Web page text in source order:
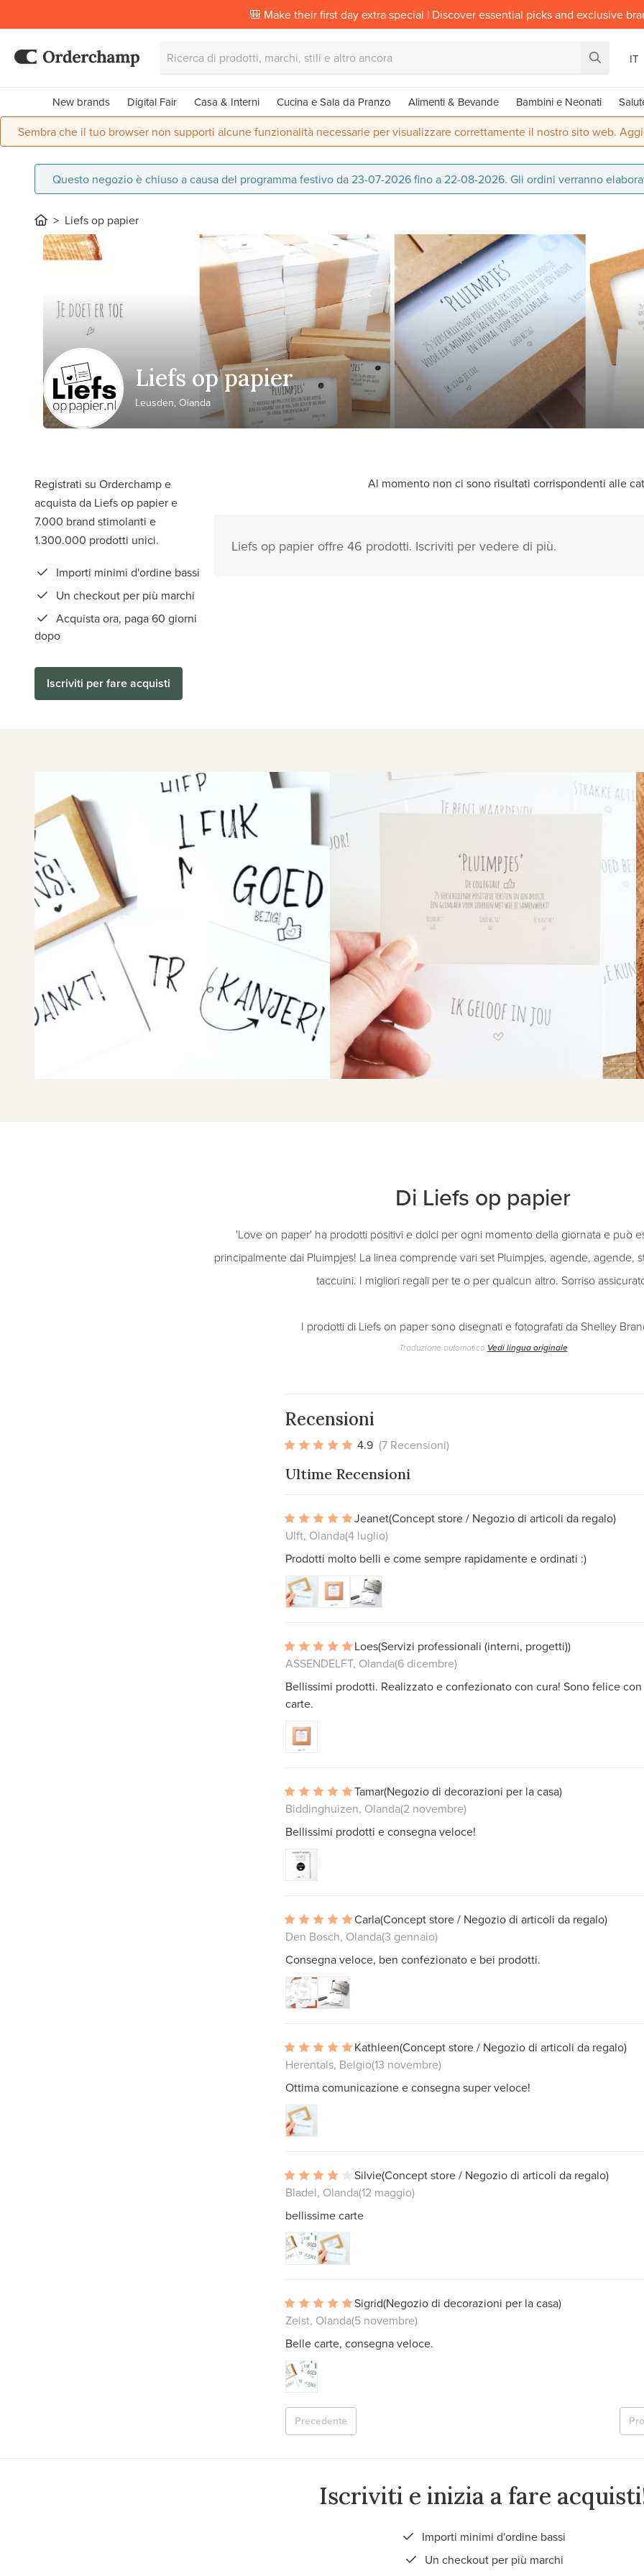
🎒 Make their first day extra special | Discover essential picks and exclusive
IT
New brands Digital Fair Casa & Interni Cucina e Sala da Pranzo Alimenti & Bevande Bambini e Neonati
Sembra che il tuo browser non supporti alcune funzionalità necessarie per visualizzare correttamente il nostro sito web.
Questo negozio è chiuso a causa del programma festivo da 23-07-2026 fino a 22-08-2026. Gli ordini verranno
Liefs op papier
Liefs op papier
Leusden, Olanda
Registrati su Orderchamp e
acquista da Liefs op papier e
7.000 brand stimolanti e
1.300.000 prodotti unici.
Importi minimi d'ordine bassi
Un checkout per più marchi
Acquista ora, paga 60 giorni
dopo
Iscriviti per fare acquisti
Al momento non ci sono risultati corrispondenti alle
Liefs op papier offre 46 prodotti. Iscriviti per vedere di più.
Di Liefs op papier
'Love on paper' ha prodotti positivi e dolci per ogni momento della giornata e può
principalmente dai Pluimpjes! La linea comprende vari set Pluimpjes, agende, agende,
taccuini. I migliori regali per te o per qualcun altro. Sorriso
I prodotti di Liefs on paper sono disegnati e fotografati da Shelley
Traduzione automatica Vedi lingua originale
Recensioni
4.9 (7 Recensioni)
Ultime Recensioni
Jeanet(Concept store / Negozio di articoli da regalo)
Ulft, Olanda(4 luglio)
Prodotti molto belli e come sempre rapidamente e ordinati :)
Loes(Servizi professionali (interni, progetti))
ASSENDELFT, Olanda(6 dicembre)
Bellissimi prodotti. Realizzato e confezionato con cura! Sono felice
carte.
Tamar(Negozio di decorazioni per la casa)
Biddinghuizen, Olanda(2 novembre)
Bellissimi prodotti e consegna veloce!
Carla(Concept store / Negozio di articoli da regalo)
Den Bosch, Olanda(3 gennaio)
Consegna veloce, ben confezionato e bei prodotti.
Kathleen(Concept store / Negozio di articoli da regalo)
Herentals, Belgio(13 novembre)
Ottima comunicazione e consegna super veloce!
Silvie(Concept store / Negozio di articoli da regalo)
Bladel, Olanda(12 maggio)
bellissime carte
Sigrid(Negozio di decorazioni per la casa)
Zeist, Olanda(5 novembre)
Belle carte, consegna veloce.
Precedente
Iscriviti e inizia a fare
Importi minimi d'ordine bassi
Un checkout per più marchi